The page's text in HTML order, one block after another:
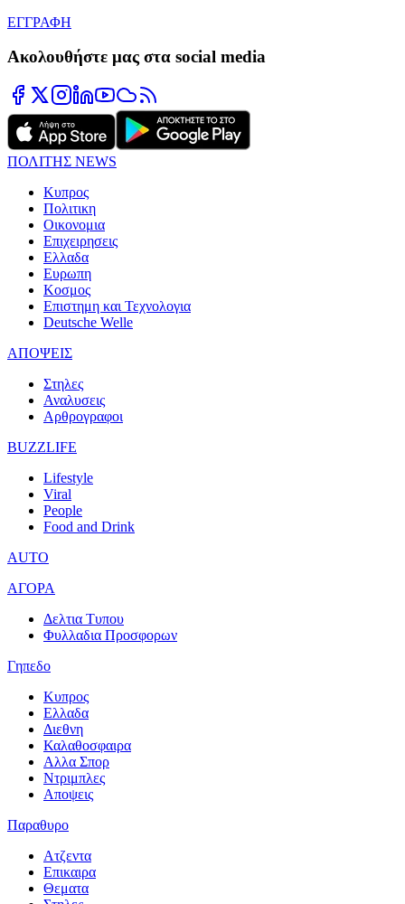
ΕΓΓΡΑΦΗ
Ακολουθήστε μας στα social media
ΠΟΛΙΤΗΣ NEWS
Κυπρος
Πολιτικη
Οικονομια
Επιχειρησεις
Ελλαδα
Ευρωπη
Κοσμος
Επιστημη και Τεχνολογια
Deutsche Welle
ΑΠΟΨΕΙΣ
Στηλες
Αναλυσεις
Αρθρογραφοι
BUZZLIFE
Lifestyle
Viral
People
Food and Drink
AUTO
ΑΓΟΡΑ
Δελτια Τυπου
Φυλλαδια Προσφορων
Γηπεδο
Κυπρος
Ελλαδα
Διεθνη
Καλαθοσφαιρα
Αλλα Σπορ
Ντριμπλες
Αποψεις
Παραθυρο
Ατζεντα
Επικαιρα
Θεματα